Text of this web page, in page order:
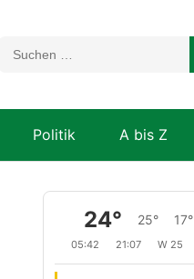
Politik A bis Z
24° 25° 17°
05:42 21:07 W 25